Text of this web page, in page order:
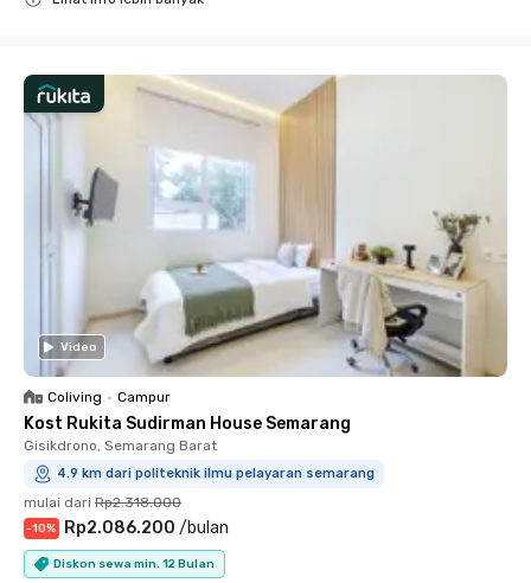
Video
Coliving • Campur
Kost Rukita Sudirman House Semarang
Gisikdrono, Semarang Barat
4.9 km dari politeknik ilmu pelayaran semarang
mulai dari Rp2.318.000
-10% Rp2.086.200 /bulan
Diskon sewa min. 12 Bulan